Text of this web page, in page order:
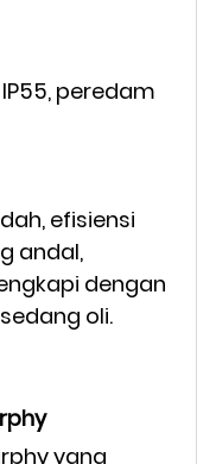
IP55, peredam
efisiensi
andal,
dengan
oli.
yang